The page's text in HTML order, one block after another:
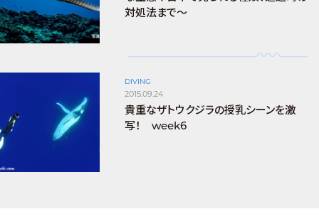
対処法まで～
DIVING
2015.09.24
貴重なザトウクジラの授乳シーンを激
写！ week6